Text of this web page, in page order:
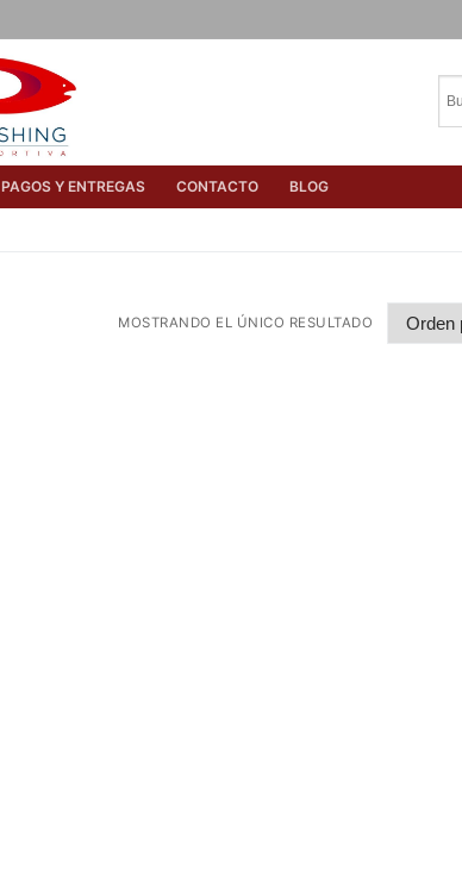
PAGOS Y ENTREGAS CONTACTO BLOG
MOSTRANDO EL ÚNICO RESULTADO